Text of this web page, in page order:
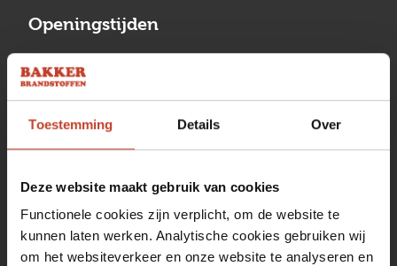
Toestemming Details Over
Deze website maakt gebruik van cookies
Functionele cookies zijn verplicht, om de website te
kunnen laten werken. Analytische cookies gebruiken wij
om het websiteverkeer en onze website te analyseren en
Openingstijden
Maandag
Woensdag
Donderdag
08:00 tot 17:00
Vrijdag
08:00 tot 17:00
Zaterdag
09:30 tot 12:00